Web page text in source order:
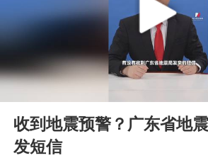
选专业别因“热
情侣平潭拍日
茅台部分直营
Play
00:00
收到地震预警？广东省地
发短信